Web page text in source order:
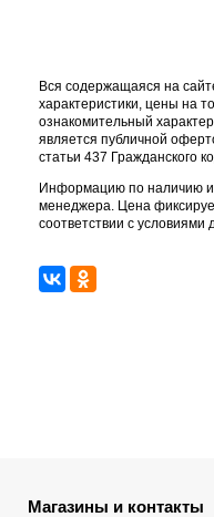
Вся содержащаяся на
характеристики, цены на
ознакомительный
является публичной
статьи 437 Гражданского
Информацию по наличию и
менеджера. Цена
соответствии с условиями
Магазины и контакты